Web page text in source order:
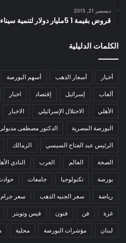
ديسمبر 21, 2015
قروض بقيمة 1 5مليار دولار لتنمية سيناء
الكلمات الدليلية
أخبار أسعار الذهب أسهم البورصة
ألعاب إسرائيل إقتصاد اخبار
الأهلي الاحتلال الإسرائيلي الاخبار
البورصة المصرية الدكتور مصطفى
الرئيس عبد الفتاح السيسي الزمالك
الصحة العالم العرب النادي
بورصة تكنولوجيا جامعات
رياضة سعر الجنيه الذهب سعر
غزة فن فنون فيس وتويتر
لبنان مؤشرات البورصة محلية